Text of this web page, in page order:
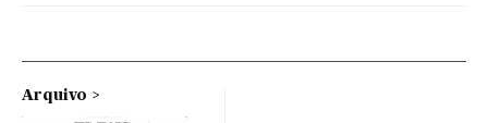
Arquivo